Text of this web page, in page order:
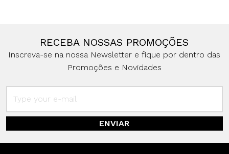
RECEBA NOSSAS PROMOÇÕES
Inscreva-se na nossa Newsletter e fique por dentro das
Promoções e Novidades
ENVIAR